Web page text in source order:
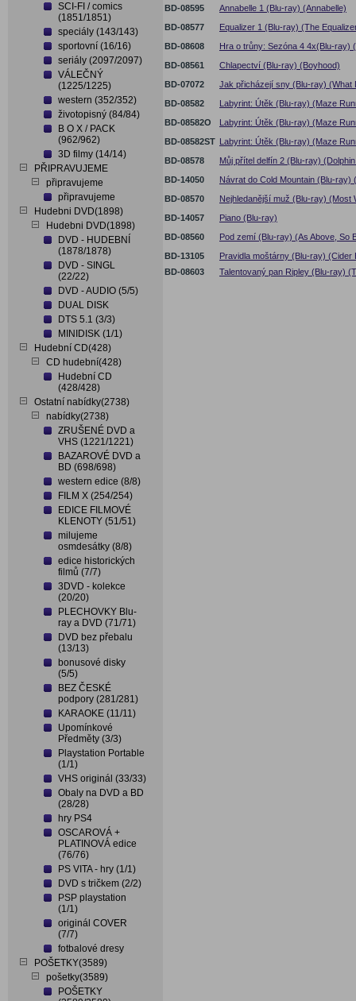
SCI-FI / comics
(1851/1851)
speciály (143/143)
sportovní (16/16)
seriály (2097/2097)
VÁLEČNÝ
(1225/1225)
western (352/352)
životopisný (84/84)
B O X / PACK
(962/962)
3D filmy (14/14)
PŘIPRAVUJEME
připravujeme
připravujeme
Hudebni DVD(1898)
Hudebni DVD(1898)
DVD - HUDEBNÍ
(1878/1878)
DVD - SINGL
(22/22)
DVD - AUDIO (5/5)
DUAL DISK
DTS 5.1 (3/3)
MINIDISK (1/1)
Hudební CD(428)
CD hudební(428)
Hudební CD
(428/428)
Ostatní nabídky(2738)
nabídky(2738)
ZRUŠENÉ DVD a
VHS (1221/1221)
BAZAROVÉ DVD a
BD (698/698)
western edice (8/8)
FILM X (254/254)
EDICE FILMOVÉ
KLENOTY (51/51)
milujeme
osmdesátky (8/8)
edice historických
filmů (7/7)
3DVD - kolekce
(20/20)
PLECHOVKY Blu-
ray a DVD (71/71)
DVD bez přebalu
(13/13)
bonusové disky
(5/5)
BEZ ČESKÉ
podpory (281/281)
KARAOKE (11/11)
Upomínkové
Předměty (3/3)
Playstation Portable
(1/1)
VHS originál (33/33)
Obaly na DVD a BD
(28/28)
hry PS4
OSCAROVÁ +
PLATINOVÁ edice
(76/76)
PS VITA - hry (1/1)
DVD s tričkem (2/2)
PSP playstation
(1/1)
originál COVER
(7/7)
fotbalové dresy
POŠETKY(3589)
pošetky(3589)
POŠETKY
BD-08595
Annabelle 1 (Blu-ray) (Annabelle)
BD-08577
Equalizer 1 (Blu-ray) (The
BD-08608
Hra o trůny: Sezóna 4 4x(Blu-ray)
BD-08561
Chlapectví (Blu-ray) (Boyhood)
BD-07072
Jak přicházejí sny (Blu-ray) (What
BD-08582
Labyrint: Útěk (Blu-ray) (Maze
BD-08582O
Labyrint: Útěk (Blu-ray) (Maze
BD-08582ST Labyrint: Útěk (Blu-ray) (Maze
BD-08578
Můj přítel delfín 2 (Blu-ray)
BD-14050
Návrat do Cold Mountain (Blu-ray)
BD-08570
Nejhledanější muž (Blu-ray) (Most
BD-14057
Piano (Blu-ray)
BD-08560
Pod zemí (Blu-ray) (As Above, So
BD-13105
Pravidla moštárny (Blu-ray) (Cider
BD-08603
Talentovaný pan Ripley (Blu-ray)